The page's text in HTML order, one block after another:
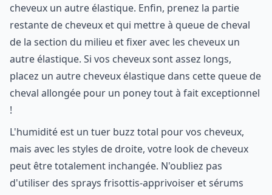
cheveux un autre élastique. Enfin, prenez la partie
restante de cheveux et qui mettre à queue de cheval
de la section du milieu et fixer avec les cheveux un
autre élastique. Si vos cheveux sont assez longs,
placez un autre cheveux élastique dans cette queue de
cheval allongée pour un poney tout à fait exceptionnel
!
L'humidité est un tuer buzz total pour vos cheveux,
mais avec les styles de droite, votre look de cheveux
peut être totalement inchangée. N'oubliez pas
d'utiliser des sprays frisottis-apprivoiser et sérums